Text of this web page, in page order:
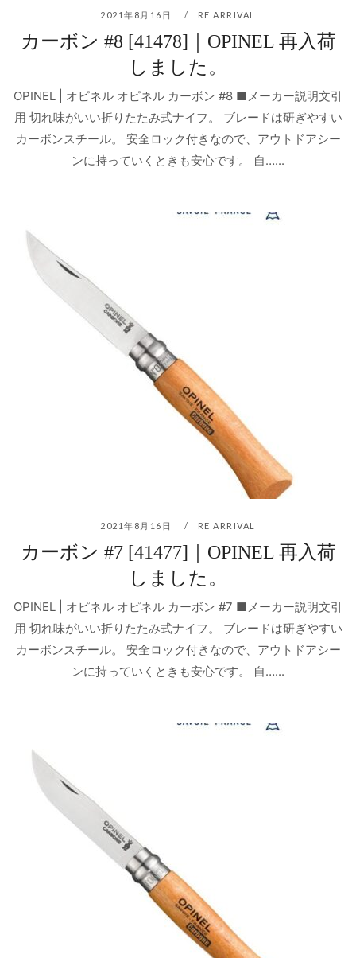
2021年8月16日 RE ARRIVAL
カーボン #8 [41478]｜OPINEL 再入荷
しました。
OPINEL | オピネル オピネル カーボン #8 ■メーカー説明文引
用 切れ味がいい折りたたみ式ナイフ。 ブレードは研ぎやすい
カーボンスチール。 安全ロック付きなので、アウトドアシー
ンに持っていくときも安心です。 自…...
2021年8月16日 RE ARRIVAL
カーボン #7 [41477]｜OPINEL 再入荷
しました。
OPINEL | オピネル オピネル カーボン #7 ■メーカー説明文引
用 切れ味がいい折りたたみ式ナイフ。 ブレードは研ぎやすい
カーボンスチール。 安全ロック付きなので、アウトドアシー
ンに持っていくときも安心です。 自…...